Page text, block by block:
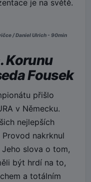
je na světě.
/ Daniel Ulrich - 90min
Korunu
Fousek
přišlo
v Německu.
nejlepších
nakrknul
slova o tom,
být hrdí na to,
a totálním